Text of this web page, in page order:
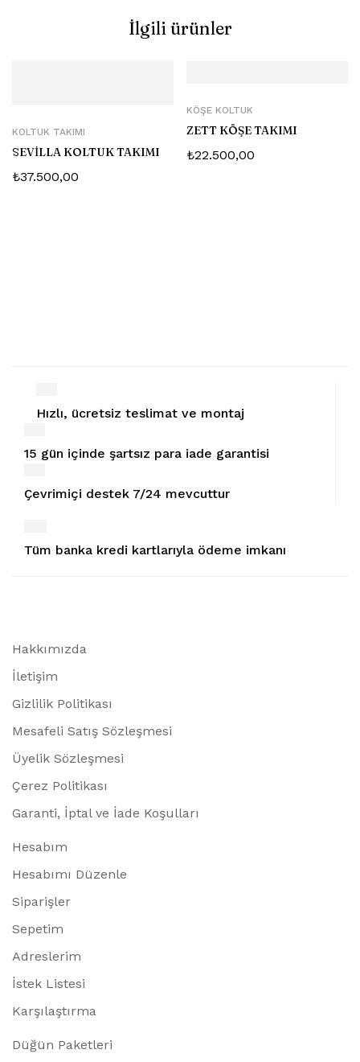
İlgili ürünler
KOLTUK TAKIMI
SEVİLLA KOLTUK TAKIMI
₺37.500,00
KÖŞE KOLTUK
ZETT KÖŞE TAKIMI
₺22.500,00
Hızlı, ücretsiz teslimat ve montaj
15 gün içinde şartsız para iade garantisi
Çevrimiçi destek 7/24 mevcuttur
Tüm banka kredi kartlarıyla ödeme imkanı
Hakkımızda
İletişim
Gizlilik Politikası
Mesafeli Satış Sözleşmesi
Üyelik Sözleşmesi
Çerez Politikası
Garanti, İptal ve İade Koşulları
Hesabım
Hesabımı Düzenle
Siparişler
Sepetim
Adreslerim
İstek Listesi
Karşılaştırma
Düğün Paketleri